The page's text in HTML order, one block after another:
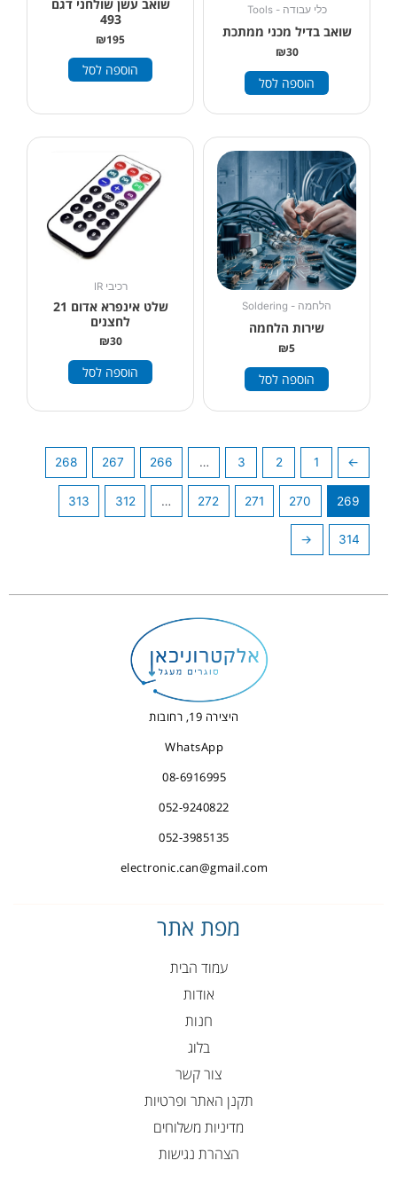
כלי עבודה - Tools
שואב בדיל מכני ממתכת
₪30
הוספה לסל
שואב עשן שולחני דגם
493
₪195
הוספה לסל
הלחמה - Soldering
שירות הלחמה
₪5
הוספה לסל
רכיבי IR
שלט אינפרא אדום 21
לחצנים
₪30
הוספה לסל
→
1
2
3
…
266
267
268
269
270
271
272
…
312
313
314
←
היצירה 19, רחובות
WhatsApp
08-6916995
052-9240822
052-3985135
electronic.can@gmail.com
מפת אתר
עמוד הבית
אודות
חנות
בלוג
צור קשר
תקנן האתר ופרטיות
מדיניות משלוחים
הצהרת נגישות